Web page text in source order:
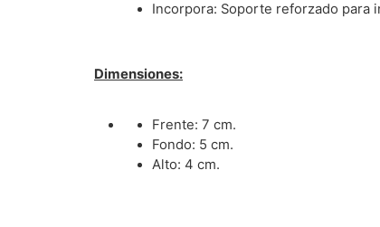
Incorpora: Soporte reforzado para
Dimensiones:
Frente: 7 cm.
Fondo: 5 cm.
Alto: 4 cm.